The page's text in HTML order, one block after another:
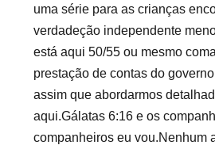
uma série para as crianças
verdadeção independente
está aqui 50/55 ou mesmo
prestação de contas do
assim que abordarmos
aqui.Gálatas 6:16 e os
companheiros eu vou.Nenhum